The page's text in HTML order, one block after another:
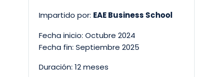
Impartido por: EAE Business School
Fecha inicio: Octubre 2024
Fecha fin: Septiembre 2025
Duración: 12 meses